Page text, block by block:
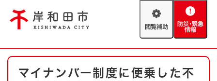
閲
助
防
緊
情
防災・緊急情報 救急・消防
本
マイナンバー制度に便乗した不